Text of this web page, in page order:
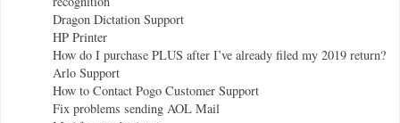
Dragon Dictation Support
HP Printer
How do I purchase PLUS after I’ve already filed my 2019 return?
Arlo Support
How to Contact Pogo Customer Support
Fix problems sending AOL Mail